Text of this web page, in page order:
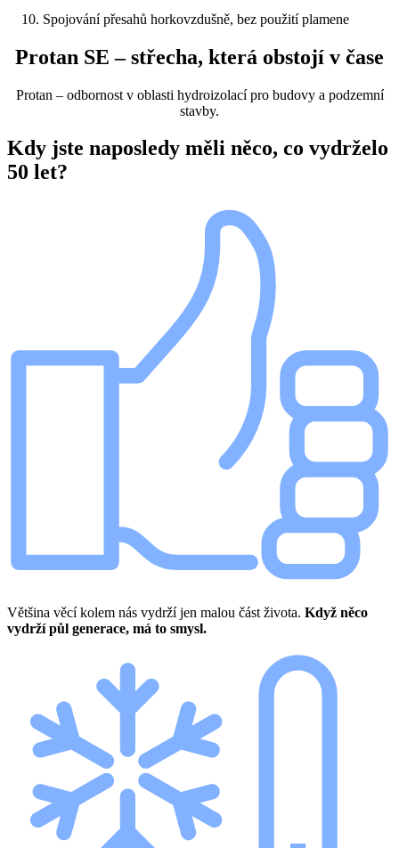
Spojování přesahů horkovzdušně, bez použití plamene
Protan SE – střecha, která obstojí v čase
Protan – odbornost v oblasti hydroizolací pro budovy a podzemní
stavby.
Kdy jste naposledy měli něco, co vydrželo
50 let?
Většina věcí kolem nás vydrží jen malou část života. Když něco
vydrží půl generace, má to smysl.